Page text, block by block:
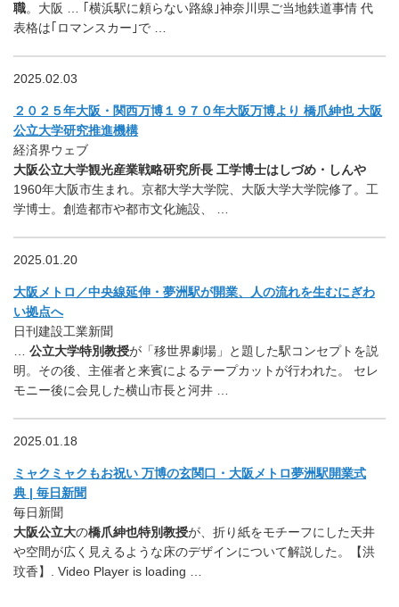
職。大阪 … ｢横浜駅に頼らない路線｣神奈川県ご当地鉄道事情 代
表格は｢ロマンスカー｣で …
2025.02.03
２０２５年大阪・関西万博１９７０年大阪万博より 橋爪紳也 大阪
公立大学研究推進機構
経済界ウェブ
大阪公立大学観光産業戦略研究所長 工学博士はしづめ・しんや
1960年大阪市生まれ。京都大学大学院、大阪大学大学院修了。工
学博士。創造都市や都市文化施設、 …
2025.01.20
大阪メトロ／中央線延伸・夢洲駅が開業、人の流れを生むにぎわ
い拠点へ
日刊建設工業新聞
公立大学特別教授が「移世界劇場」と題した駅コンセプトを説
明。その後、主催者と来賓によるテープカットが行われた。 セレ
モニー後に会見した横山市長と河井 …
2025.01.18
ミャクミャクもお祝い 万博の玄関口・大阪メトロ夢洲駅開業式
典 | 毎日新聞
毎日新聞
大阪公立大の橋爪紳也特別教授が、折り紙をモチーフにした天井
や空間が広く見えるような床のデザインについて解説した。【洪
玟香】. Video Player is loading …